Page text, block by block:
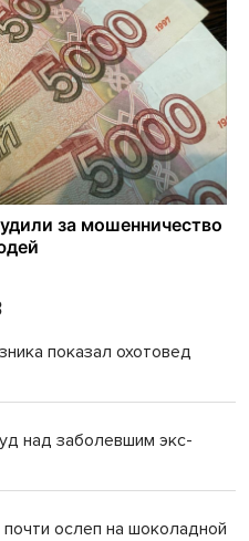
показал охотовед
над заболевшим экс-
ослеп на шоколадной